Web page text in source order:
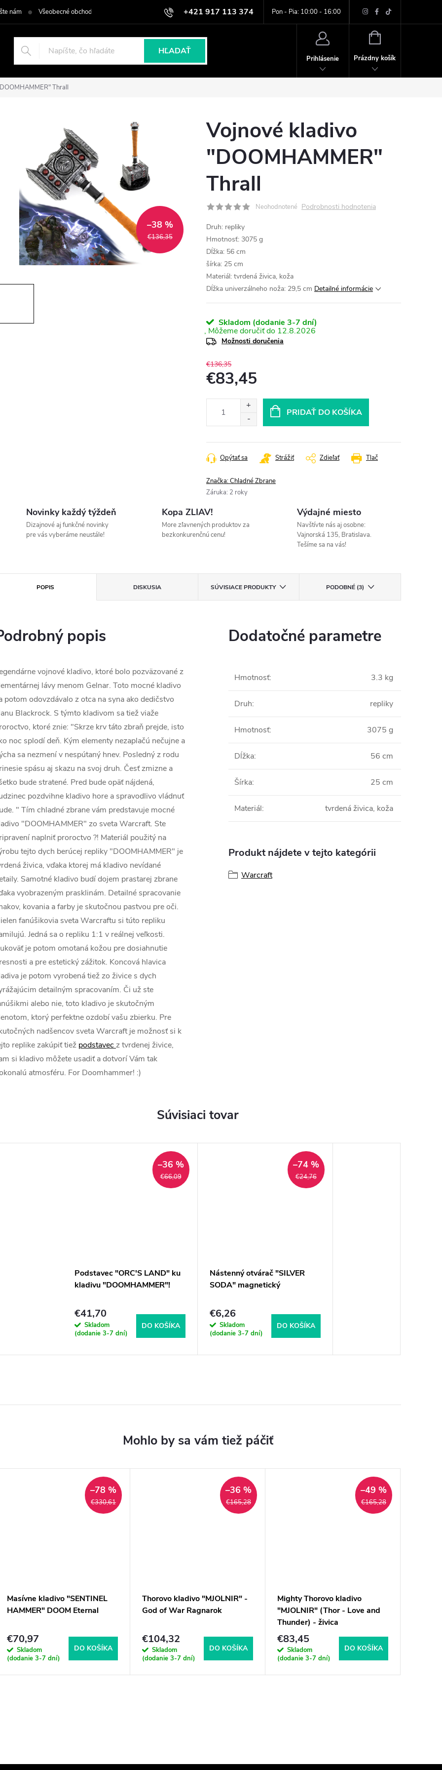
+421 917 113 374 Pon - Pia: 10:00 - 16:00
nám Všeobecné obchodné podmienky Podmienky ochrany osobných údajov
HĽADAŤ
Prihlásenie
NÁKUPNÝ
Prázdny košík
Thrall
€136,35
–38 %
Vojnové kladivo
"DOOMHAMMER"
Thrall
Neohodnotené Podrobnosti hodnotenia
Druh: repliky
Hmotnosť: 3075 g
Dĺžka: 56 cm
šírka: 25 cm
Materiál: tvrdená živica, koža
Dĺžka univerzálneho noža: 29,5 cm Detailné informácie
Skladom (dodanie 3-7 dní)
12.8.2026
Možnosti doručenia
€136,35
€83,45
PRIDAŤ DO KOŠÍKA
Tlač
Opýtať sa Strážiť Zdieľať
Značka:Chladné Zbrane
Záruka: 2 roky
Novinky každý týždeň
Dizajnové aj funkčné novinky
pre vás vyberáme neustále!
Kopa ZLIAV!
More zľavnených produktov za
bezkonkurenčnú cenu!
Výdajné miesto
Navštívte nás aj osobne:
Vajnorská 135, Bratislava.
Tešíme sa na vás!
POPIS DISKUSIA SÚVISIACE PRODUKTY PODOBNÉ (3)
popis
vojnové kladivo, ktoré bolo pozväzované z
lávy menom Gelnar. Toto mocné kladivo
potom odovzdávalo z otca na syna ako dedičstvo
Blackrock. S týmto kladivom sa tiež viaže
ktoré znie: "Skrze krv táto zbraň prejde, isto
noc splodí deň. Kým elementy nezaplačú nečujne a
sa nezmení v nespútaný hnev. Posledný z rodu
spásu aj skazu na svoj druh. Česť zmizne a
bude stratené. Pred bude opäť nájdená,
pozdvihne kladivo hore a spravodlivo vládnuť
" Tím chladné zbrane vám predstavuje mocné
"DOOMHAMMER" zo sveta Warcraft. Ste
naplniť proroctvo ?! Materiál použitý na
tejto dych berúcej repliky "DOOMHAMMER" je
živica, vďaka ktorej má kladivo nevídané
Samotné kladivo budí dojem prastarej zbrane
vyobrazeným prasklinám. Detailné spracovanie
kovania a farby je skutočnou pastvou pre oči.
fanúšikovia sveta Warcraftu si túto repliku
Jedná sa o repliku 1:1 v reálnej veľkosti.
je potom omotaná kožou pre dosiahnutie
a pre estetický zážitok. Koncová hlavica
je potom vyrobená tiež zo živice s dych
detailným spracovaním. Či už ste
alebo nie, toto kladivo je skutočným
ktorý perfektne ozdobí vašu zbierku. Pre
nadšencov sveta Warcraft je možnosť si k
replike zakúpiť tiež podstavecz tvrdenej živice,
si kladivo môžete usadiť a dotvorí Vám tak
atmosféru. For Doomhammer! :)
Dodatočné parametre
Hmotnosť: 3.3 kg
Druh: repliky
Hmotnosť: 3075 g
Dĺžka: 56 cm
Šírka: 25 cm
Materiál: tvrdená živica, koža
Produkt nájdete v tejto kategórii
Warcraft
Súvisiaci tovar
€66,09
–36 %
Podstavec "ORC'S LAND" ku
kladivu "DOOMHAMMER"!
€41,70
Skladom
(dodanie 3-7 dní)
DO KOŠÍKA
€24,76
–74 %
Nástenný otvárač "SILVER
SODA" magnetický
€6,26
Skladom
(dodanie 3-7 dní)
DO KOŠÍKA
€330,61
–78 %
Masívne kladivo "SENTINEL
HAMMER" DOOM Eternal
€70,97
Skladom
(dodanie 3-7 dní)
DO KOŠÍKA
€165,28
–36 %
Thorovo kladivo "MJOLNIR" -
God of War Ragnarok
€104,32
Skladom
(dodanie 3-7 dní)
DO KOŠÍKA
€165,28
–49 %
Mighty Thorovo kladivo
"MJOLNIR" (Thor - Love and
Thunder) - živica
€83,45
Skladom
(dodanie 3-7 dní)
DO KOŠÍKA